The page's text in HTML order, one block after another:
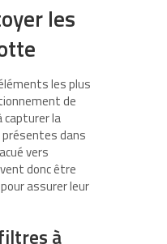
les
les plus
de
la
dans
vers
donc être
assurer leur
à